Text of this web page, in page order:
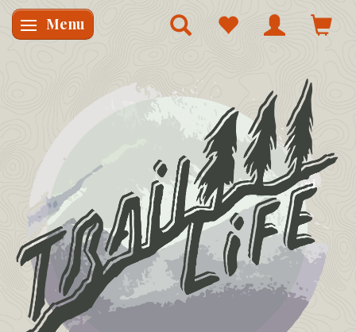
Skifte navigation
Menu